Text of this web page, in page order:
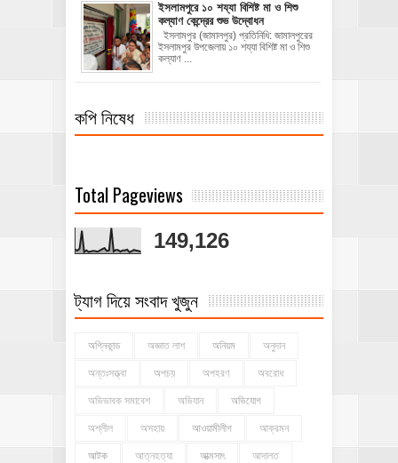
ইসলামপুরে ১০ শয্যা বিশিষ্ট মা ও শিশু
কল্যাণ কেন্দ্রের শুভ উদ্বোধন
ইসলামপুর (জামালপুর) প্রতিনিধি: জামালপুরের
ইসলামপুর উপজেলায় ১০ শয্যা বিশিষ্ট মা ও শিশু
কল্যাণ ...
কপি নিষেধ
Total Pageviews
149,126
ট্যাগ দিয়ে সংবাদ খুজুন
অগ্নিকান্ড অজ্ঞাত লাশ অনিয়ম অনুদান
অন্তঃসত্ত্বা অপচয় অপহরণ অবরোধ
অভিভাবক সমাবেশ অভিযান অভিযোগ
অশ্লীল অসহায় আওয়ামীলীগ আক্রমন
আটক আত্নহত্যা আত্মসাৎ আদালত